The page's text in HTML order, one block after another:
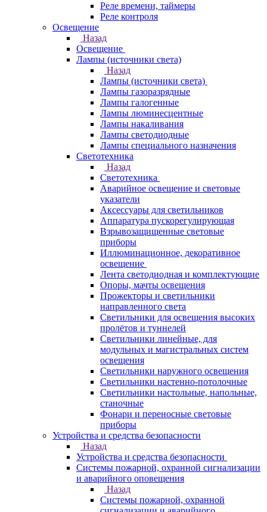
Реле времени, таймеры
Реле контроля
Освещение
Назад
Освещение
Лампы (источники света)
Назад
Лампы (источники света)
Лампы газоразрядные
Лампы галогенные
Лампы люминесцентные
Лампы накаливания
Лампы светодиодные
Лампы специального назначения
Светотехника
Назад
Светотехника
Аварийное освещение и световые
указатели
Аксессуары для светильников
Аппаратура пускорегулирующая
Взрывозащищенные световые
приборы
Иллюминационное, декоративное
освещение
Лента светодиодная и комплектующие
Опоры, мачты освещения
Прожекторы и светильники
направленного света
Светильники для освещения высоких
пролётов и туннелей
Светильники линейные, для
модульных и магистральных систем
освещения
Светильники наружного освещения
Светильники настенно-потолочные
Светильники настольные, напольные,
станочные
Фонари и переносные световые
приборы
Устройства и средства безопасности
Назад
Устройства и средства безопасности
Системы пожарной, охранной сигнализации
и аварийного оповещения
Назад
Системы пожарной, охранной